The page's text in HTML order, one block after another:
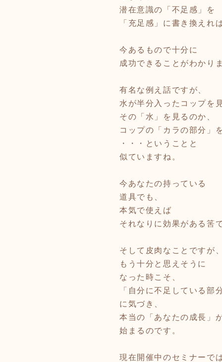
潜在意識の「不足感」を
「充足感」に書き換えれば
今あるもので十分に
成功できることがわかり
有名な例え話ですが、
水が半分入ったコップを
その「水」を見るのか、
コップの「カラの部分」
・・・ということと
似ていますね。
今あなたの持っている
道具でも、
本気で使えば
それなりに効果がある筈
そして皮肉なことですが、
もう十分と思えそうに
なった時こそ、
「自分に不足している部分
に気づき、
本当の「あなたの成長」
始まるのです。
現在開催中のセミナーでは